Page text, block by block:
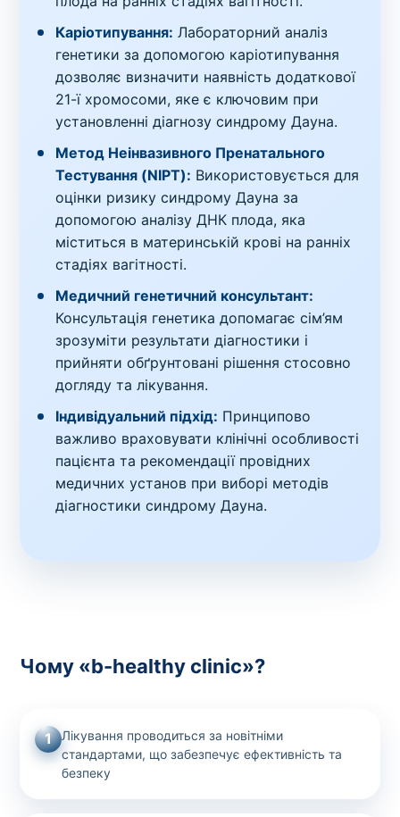
Каріотипування: Лабораторний аналіз
генетики за допомогою каріотипування
дозволяє визначити наявність додаткової
21-ї хромосоми, яке є ключовим при
установленні діагнозу синдрому Дауна.
Метод Неінвазивного Пренатального
Тестування (NIPT): Використовується для
оцінки ризику синдрому Дауна за
допомогою аналізу ДНК плода, яка
міститься в материнській крові на ранніх
стадіях вагітності.
Медичний генетичний консультант:
Консультація генетика допомагає сім’ям
зрозуміти результати діагностики і
прийняти обґрунтовані рішення стосовно
догляду та лікування.
Індивідуальний підхід: Принципово
важливо враховувати клінічні особливості
пацієнта та рекомендації провідних
медичних установ при виборі методів
діагностики синдрому Дауна.
Чому «b-healthy clinic»?
1
Лікування проводиться за новітніми
стандартами, що забезпечує ефективність та
безпеку